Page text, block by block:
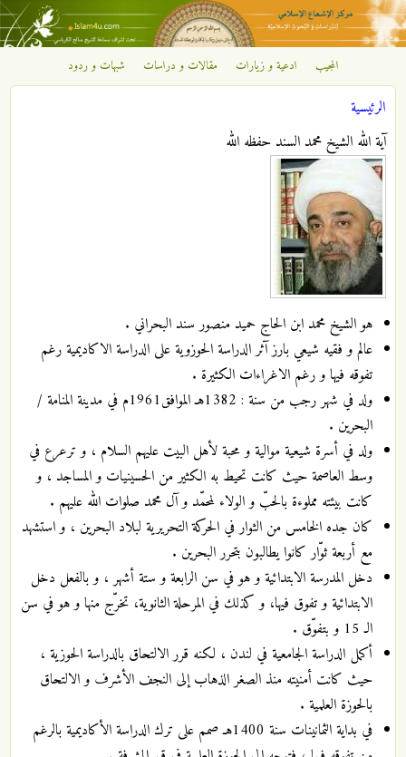
تجاوز إلى المحتوى الرئيسي
مركز
الإشعاع
الإسلامي
المجيب ادعية و زيارات مقالات و دراسات شبهات و ردود
أنت هنا
الرئيسية
آية الله الشيخ محمد السند حفظه الله
هو الشيخ محمد ابن الحاج حميد منصور سند البحراني .
عالم و فقيه شيعي بارز آثر الدراسة الحوزوية على الدراسة الاكاديمية رغم
تفوقه فيها و رغم الاغراءات الكثيرة .
ولد في شهر رجب من سنة : 1382هـ الموافق1961م في مدينة المنامة /
البحرين .
ولد في أسرة شيعية موالية و محبة لأهل البيت عليهم السلام ، و ترعرع في
وسط العاصمة حيث كانت تحيط به الكثير من الحسينيات و المساجد ، و
كانت بيئته مملوءة بالحبّ و الولاء لمحمّد و آل محمد صلوات الله عليهم .
كان جده الخامس من الثوار في الحركة التحريرية لبلاد البحرين ، و استشهد
مع أربعة ثوّار كانوا يطالبون بتحرر البحرين .
دخل المدرسة الابتدائية و هو في سن الرابعة و ستة أشهر ، و بالفعل دخل
الابتدائية و تفوق فيها، و كذلك في المرحلة الثانوية، تخرّج منها و هو في سن
الـ 15 و بتفوّق .
أكمل الدراسة الجامعية في لندن ، لكنه قرر الالتحاق بالدراسة الحوزية ،
حيث كانت أمنيته منذ الصغر الذهاب إلى النجف الأشرف و الالتحاق
بالحوزة العلمية .
في بداية الثمانينات سنة 1400هـ صمم على ترك الدراسة الأكاديمية بالرغم